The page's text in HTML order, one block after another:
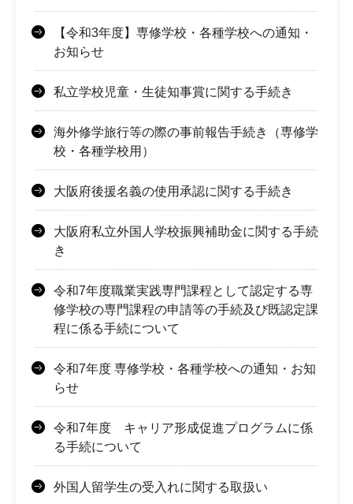
【令和3年度】専修学校・各種学校への通知・
お知らせ
私立学校児童・生徒知事賞に関する手続き
海外修学旅行等の際の事前報告手続き（専修学
校・各種学校用）
大阪府後援名義の使用承認に関する手続き
大阪府私立外国人学校振興補助金に関する手続
き
令和7年度職業実践専門課程として認定する専
修学校の専門課程の申請等の手続及び既認定課
程に係る手続について
令和7年度 専修学校・各種学校への通知・お知
らせ
令和7年度 キャリア形成促進プログラムに係
る手続について
外国人留学生の受入れに関する取扱い